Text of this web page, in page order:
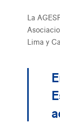
La
Lima y